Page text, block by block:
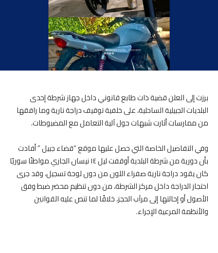
برزت إلى العلن قضية ذات طابع قانوني داخل جهاز شرطة إحدى
البلديات الجبيلية الساحلية، على خلفية توقيف دراجة نارية وما رافقها
من ممارسات أثارت شبهات حول آلية التعامل مع المضبوطات.
وفي التفاصيل الخاصة التي حصل عليها موقع “قضاء جبيل ” أفادت
بأن دورية من شرطة البلدية أوقفت ليل ١٤ نيسان الجاري مواطنًا سوريًا
كان يقود دراجة نارية صفراء اللون من دون لوحة تسجيل، وقد جرى
احتجاز الدراجة داخل مركز الشرطة، من دون تنظيم محضر ضبط وفق
الأصول أو إحالتها إلى مرآب الحجز، خلافًا لما تنص عليه القوانين
والأنظمة المرعية الإجراء.